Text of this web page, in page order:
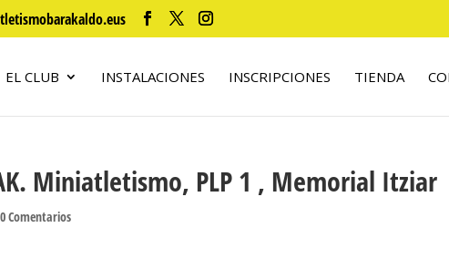
EL CLUB INSTALACIONES INSCRIPCIONES TIENDA
Miniatletismo, PLP 1 , Memorial Itziar
0 Comentarios